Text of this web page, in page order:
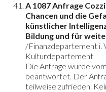
A 1087 Anfrage
Chancen und die
künstlicher
Bildung und für
/Finanzdepartement i.
Kulturdepartement
Die Anfrage wurde
beantwortet. Der
teilweise zufrieden.